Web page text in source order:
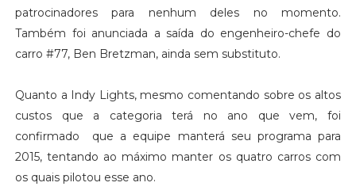
patrocinadores para nenhum deles no momento.
Também foi anunciada a saída do engenheiro-chefe do
carro #77, Ben Bretzman, ainda sem substituto.
Quanto a Indy Lights, mesmo comentando sobre os altos
custos que a categoria terá no ano que vem, foi
confirmado que a equipe manterá seu programa para
2015, tentando ao máximo manter os quatro carros com
os quais pilotou esse ano.